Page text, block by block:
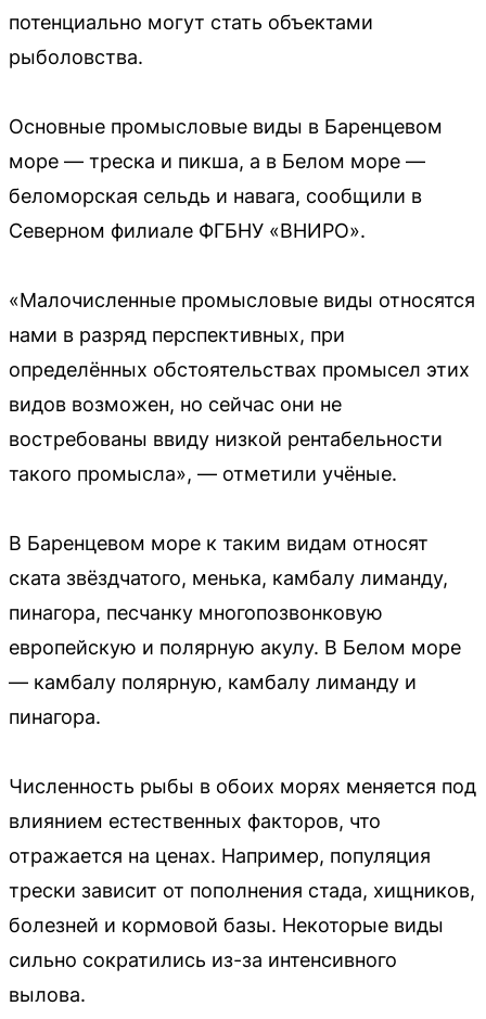
потенциально могут стать объектами
рыболовства.
Основные промысловые виды в Баренцевом
море — треска и пикша, а в Белом море —
беломорская сельдь и навага, сообщили в
Северном филиале ФГБНУ «ВНИРО».
«Малочисленные промысловые виды относятся
нами в разряд перспективных, при
определённых обстоятельствах промысел этих
видов возможен, но сейчас они не
востребованы ввиду низкой рентабельности
такого промысла», — отметили учёные.
В Баренцевом море к таким видам относят
ската звёздчатого, менька, камбалу лиманду,
пинагора, песчанку многопозвонковую
европейскую и полярную акулу. В Белом море
— камбалу полярную, камбалу лиманду и
пинагора.
Численность рыбы в обоих морях меняется под
влиянием естественных факторов, что
отражается на ценах. Например, популяция
трески зависит от пополнения стада, хищников,
болезней и кормовой базы. Некоторые виды
сильно сократились из-за интенсивного
вылова.